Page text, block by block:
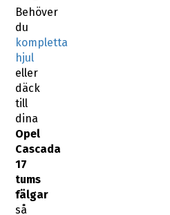
Behöver
du
kompletta
hjul
eller
däck
till
dina
Opel
Cascada
17
tums
fälgar
så